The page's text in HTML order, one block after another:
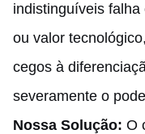
indistinguíveis
ou valor
cegos à
severamente o
Nossa Solução: O